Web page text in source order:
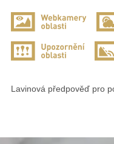
Lavinová předpověď pro